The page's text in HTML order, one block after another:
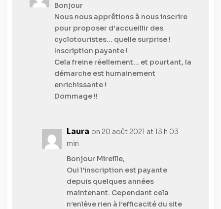
Bonjour
Nous nous apprêtions à nous inscrire
pour proposer d’accueillir des
cyclotouristes… quelle surprise !
Inscription payante !
Cela freine réellement… et pourtant, la
démarche est humainement
enrichissante !
Dommage !!
Laura on 20 août 2021 at 13 h 03
min
Bonjour Mireille,
Oui l’inscription est payante
depuis quelques années
maintenant. Cependant cela
n’enlève rien à l’efficacité du site